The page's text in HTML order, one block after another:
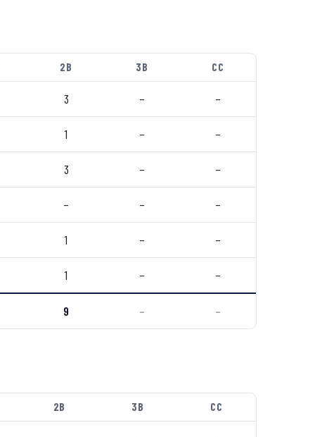
2B 3B CC
3 – –
1 – –
3 – –
– – –
1 – –
1 – –
9 – –
2B 3B CC